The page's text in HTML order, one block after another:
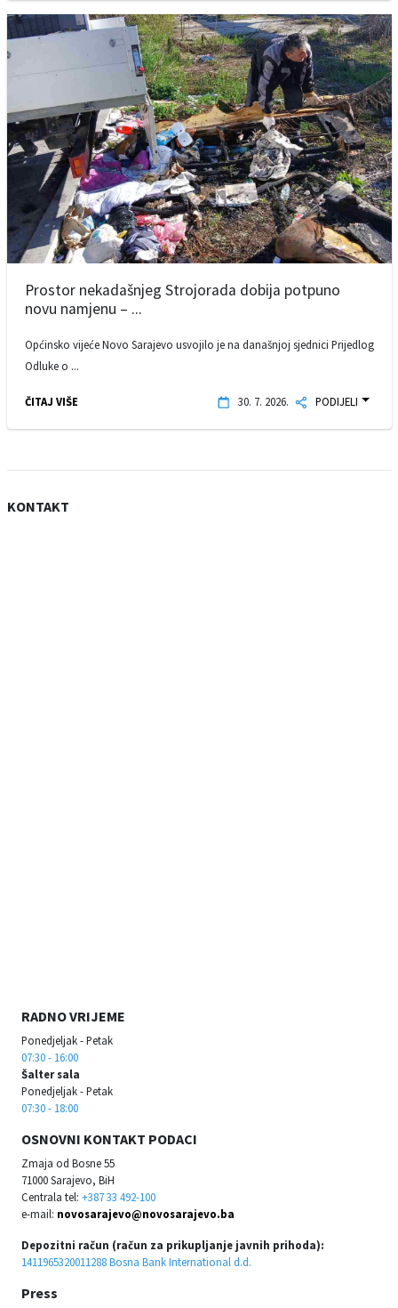
Prostor nekadašnjeg Strojorada dobija potpuno
novu namjenu – ...
Općinsko vijeće Novo Sarajevo usvojilo je na današnjoj sjednici Prijedlog
Odluke o ...
ČITAJ VIŠE 30. 7. 2026. PODIJELI
KONTAKT
RADNO VRIJEME
Ponedjeljak - Petak
07:30 - 16:00
Šalter sala
Ponedjeljak - Petak
07:30 - 18:00
OSNOVNI KONTAKT PODACI
Zmaja od Bosne 55
71000 Sarajevo, BiH
Centrala tel: +387 33 492-100
e-mail: novosarajevo@novosarajevo.ba
Depozitni račun (račun za prikupljanje javnih prihoda):
1411965320011288 Bosna Bank International d.d.
Press